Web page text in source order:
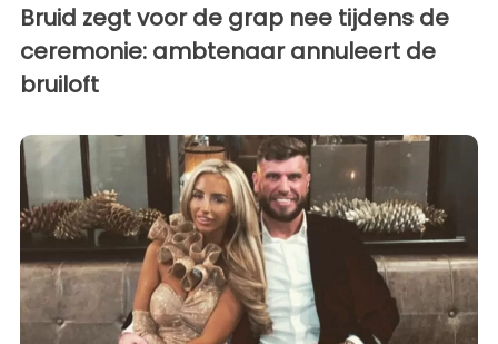
Bruid zegt voor de grap nee tijdens de
ceremonie: ambtenaar annuleert de
bruiloft